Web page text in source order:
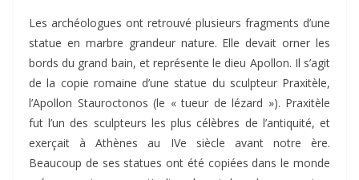
Les archéologues ont retrouvé plusieurs fragments d’une
statue en marbre grandeur nature. Elle devait orner les
bords du grand bain, et représente le dieu Apollon. Il s’agit
de la copie romaine d’une statue du sculpteur Praxitèle,
l’Apollon Stauroctonos (le « tueur de lézard »). Praxitèle
fut l’un des sculpteurs les plus célèbres de l’antiquité, et
exerçait à Athènes au IVe siècle avant notre ère.
Beaucoup de ses statues ont été copiées dans le monde